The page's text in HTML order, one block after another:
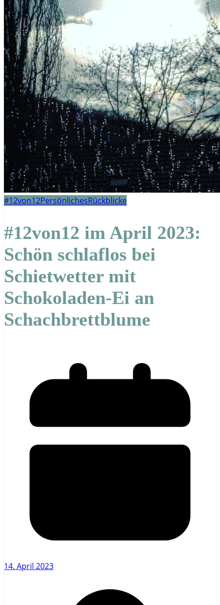
#12von12PersönlichesRückblicke
#12von12 im April 2023:
Schön schlaflos bei
Schietwetter mit
Schokoladen-Ei an
Schachbrettblume
14. April 2023